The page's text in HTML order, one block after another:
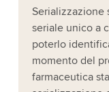
Serializzazione
seriale unico a
poterlo
momento del
farmaceutica